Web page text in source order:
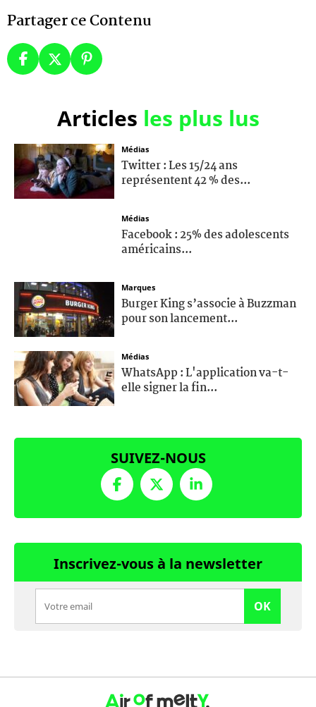
Partager ce Contenu
Articles les plus lus
Médias
Twitter : Les 15/24 ans
représentent 42 % des...
Médias
Facebook : 25% des adolescents
américains...
Marques
Burger King s’associe à Buzzman
pour son lancement...
Médias
WhatsApp : L'application va-t-
elle signer la fin...
SUIVEZ-NOUS
Inscrivez-vous à la newsletter
OK